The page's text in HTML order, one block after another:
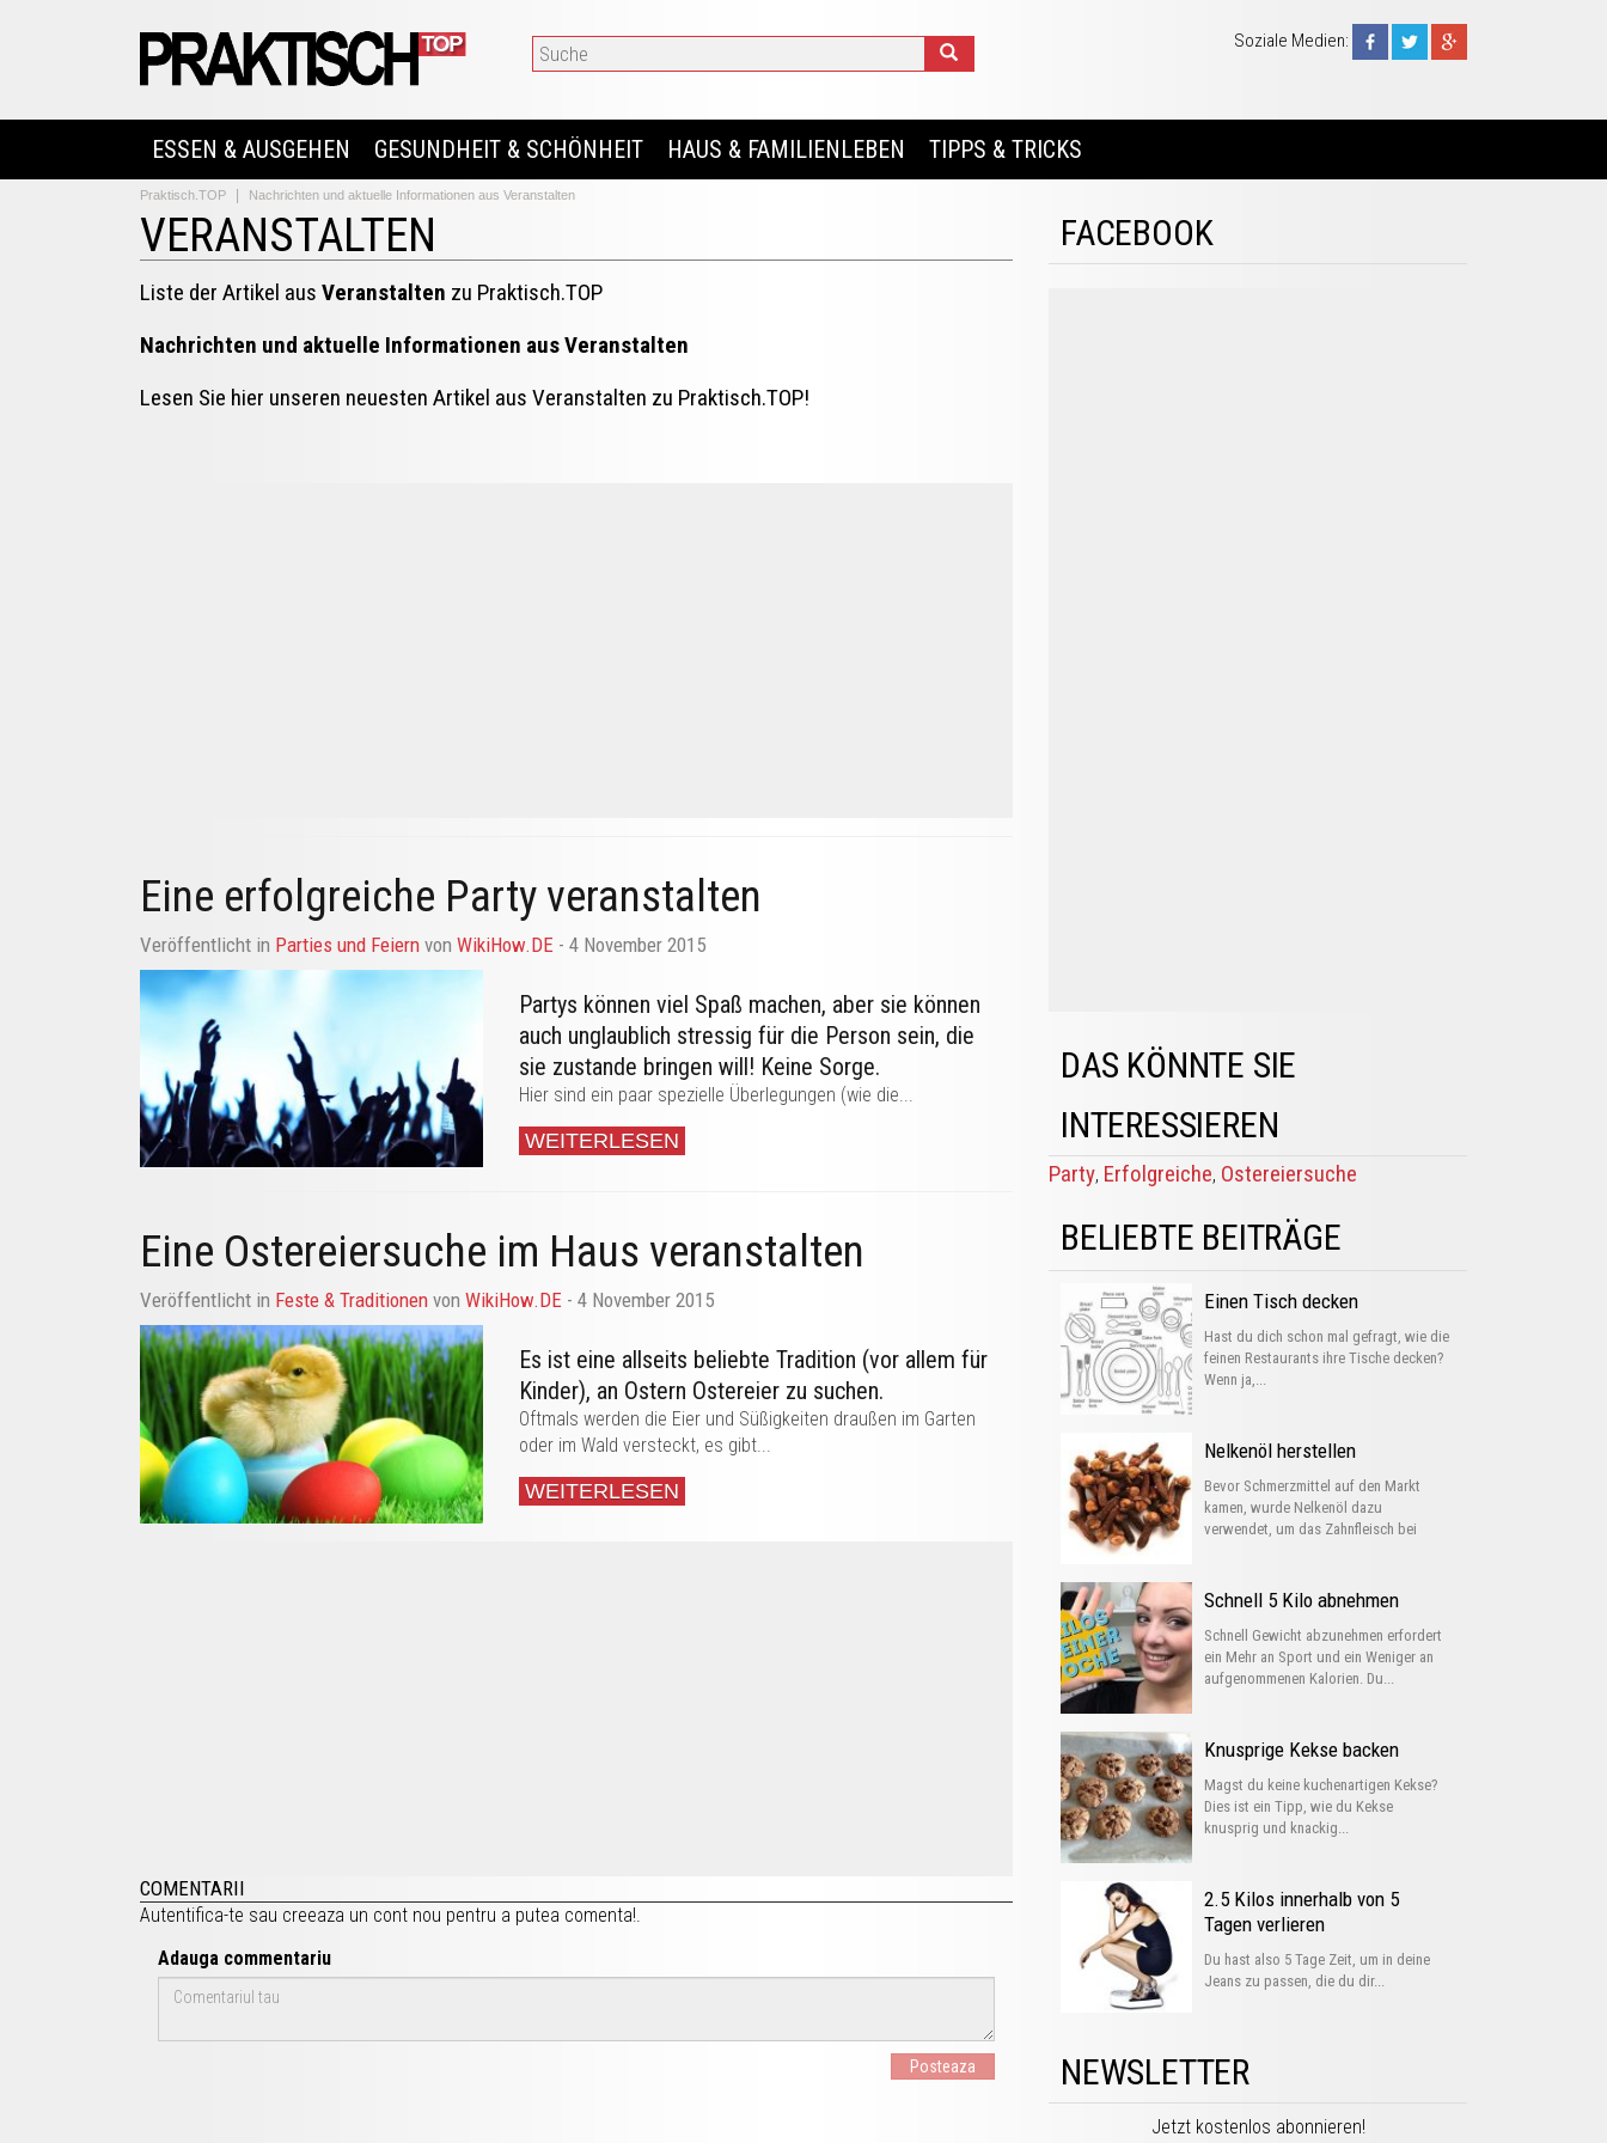
Soziale Medien:
ESSEN & AUSGEHEN GESUNDHEIT & SCHÖNHEIT HAUS & FAMILIENLEBEN TIPPS & TRICKS
Praktisch.TOP Nachrichten und aktuelle Informationen aus Veranstalten
VERANSTALTEN
Liste der Artikel aus Veranstalten zu Praktisch.TOP
Nachrichten und aktuelle Informationen aus Veranstalten
Lesen Sie hier unseren neuesten Artikel aus Veranstalten zu Praktisch.TOP!
Eine erfolgreiche Party veranstalten
Veröffentlicht in Parties und Feiern von WikiHow.DE - 4 November 2015
Partys können viel Spaß machen, aber sie können
auch unglaublich stressig für die Person sein, die
sie zustande bringen will! Keine Sorge.
Hier sind ein paar spezielle Überlegungen (wie die...
WEITERLESEN
Eine Ostereiersuche im Haus veranstalten
Veröffentlicht in Feste & Traditionen von WikiHow.DE - 4 November 2015
Es ist eine allseits beliebte Tradition (vor allem für
Kinder), an Ostern Ostereier zu suchen.
Oftmals werden die Eier und Süßigkeiten draußen im Garten
oder im Wald versteckt, es gibt...
WEITERLESEN
COMENTARII
Autentifica-te sau creeaza un cont nou pentru a putea comenta!.
Adauga commentariu
Posteaza
FACEBOOK
DAS KÖNNTE SIE
INTERESSIEREN
Party, Erfolgreiche, Ostereiersuche
BELIEBTE BEITRÄGE
Einen Tisch decken
Hast du dich schon mal gefragt, wie die
feinen Restaurants ihre Tische decken?
Wenn ja,...
Nelkenöl herstellen
Bevor Schmerzmittel auf den Markt
kamen, wurde Nelkenöl dazu
verwendet, um das Zahnfleisch bei
Schnell 5 Kilo abnehmen
Schnell Gewicht abzunehmen erfordert
ein Mehr an Sport und ein Weniger an
aufgenommenen Kalorien. Du...
Knusprige Kekse backen
Magst du keine kuchenartigen Kekse?
Dies ist ein Tipp, wie du Kekse
knusprig und knackig...
2.5 Kilos innerhalb von 5
Tagen verlieren
Du hast also 5 Tage Zeit, um in deine
Jeans zu passen, die du dir...
NEWSLETTER
Jetzt kostenlos abonnieren!